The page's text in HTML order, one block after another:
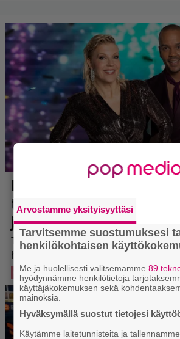
Arvostamme yksityisyyttäsi
Tarvitsemme suostumuksesi
henkilökohtaisen
Me ja huolellisesti valitsemamme89
hyödynnämme henkilötietoja
käyttäjäkokemuksen sekä
mainoksia.
Hyväksymällä suostut tietojesi
Käytämme laitetunnisteita ja